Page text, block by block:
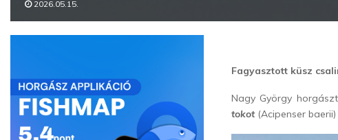
2026.05.15.
Fagyasztott küsz
Nagy György
tokot(Acipenser